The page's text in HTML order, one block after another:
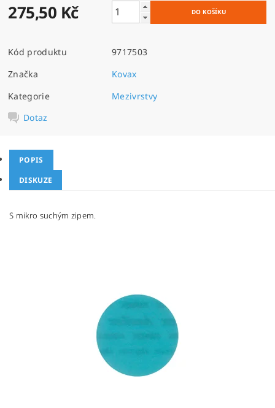
275,50 Kč
Kód produktu
9717503
Značka
Kovax
Kategorie
Mezivrstvy
Dotaz
POPIS
DISKUZE
S mikro suchým zipem.